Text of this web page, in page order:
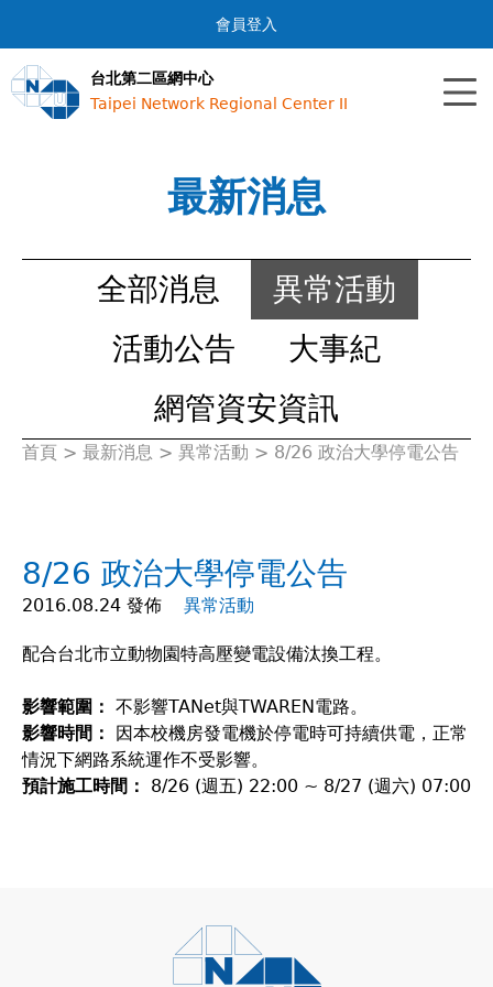
Jump to navigation
會員登入
台北第二區網中心
Taipei Network Regional Center II
最新消息
全部消息
異常活動
活動公告
大事紀
網管資安資訊
您
這
首頁 > 最新消息 > 異常活動 > 8/26 政治大學停電公告
8/26 政治大學停電公告
2016.08.24 發佈 異常活動
配合台北市立動物園特高壓變電設備汰換工程。
影響範圍： 不影響TANet與TWAREN電路。
影響時間：
因本校機房發電機於停電時可持續供電，正常
情況下網路系統運作不受影響。
預計施工時間：
8/26 (週五) 22:00 ~ 8/27 (週六) 07:00